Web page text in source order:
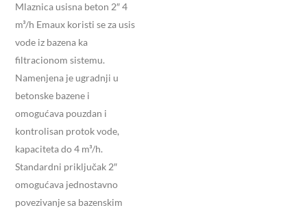
Mlaznica usisna beton 2″ 4
m³/h Emaux koristi se za usis
vode iz bazena ka
filtracionom sistemu.
Namenjena je ugradnji u
betonske bazene i
omogućava pouzdan i
kontrolisan protok vode,
kapaciteta do 4 m³/h.
Standardni priključak 2″
omogućava jednostavno
povezivanje sa bazenskim